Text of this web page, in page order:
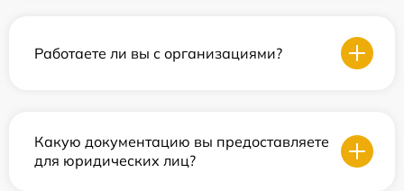
Работаете ли вы с организациями?
Какую документацию вы предоставляете
для юридических лиц?